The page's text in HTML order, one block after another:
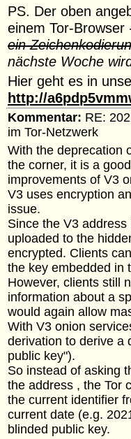
PS. Der oben
einem Tor-Browser
ein
nächste Woche
Hier geht es in
http://
Kommentar: RE:
im Tor-Netzwerk
With the deprecation
the corner, it is a
improvements of V3
V3 uses encryption
issue.
Since the V3
uploaded to the
encrypted. Clients
the key embedded in
However, clients still
information about a
would again allow
With V3 onion
derivation to derive a
public key").
So instead of asking
the address , the Tor
the current identifier
current date (e.g.
blinded public key.